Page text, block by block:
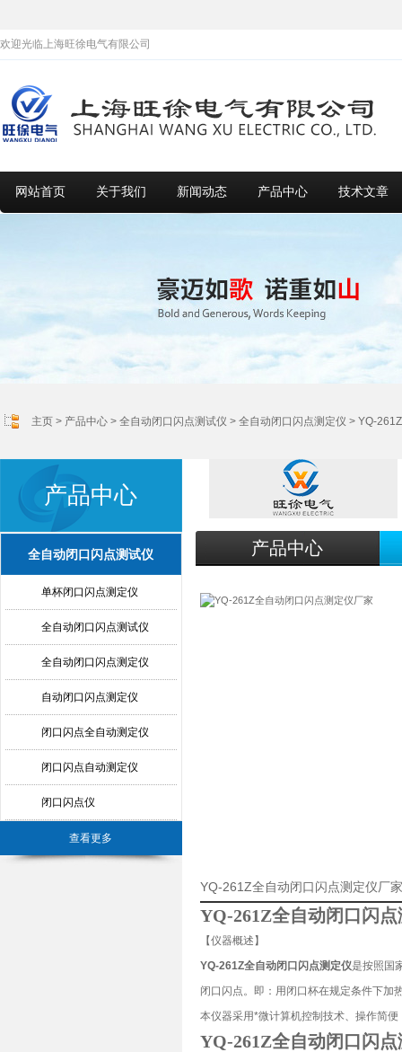
欢迎光临上海旺徐电气有限公司
网站首页 关于我们 新闻动态 产品中心 技术文章
主页 > 产品中心 > 全自动闭口闪点测试仪 > 全自动闭口闪点测定仪 > YQ-
产品中心
全自动闭口闪点测试仪
单杯闭口闪点测定仪
全自动闭口闪点测试仪
全自动闭口闪点测定仪
自动闭口闪点测定仪
闭口闪点全自动测定仪
闭口闪点自动测定仪
闭口闪点仪
查看更多
产品中心
YQ-261Z全自动闭口闪点测定仪厂
YQ-261Z全自动闭口闪
【仪器概述】
YQ-261Z全自动闭口闪点测定仪是按照国
闭口闪点。即：用闭口杯在规定条件下加
本仪器采用*微计算机控制技术、操作简
YQ-261Z全自动闭口闪